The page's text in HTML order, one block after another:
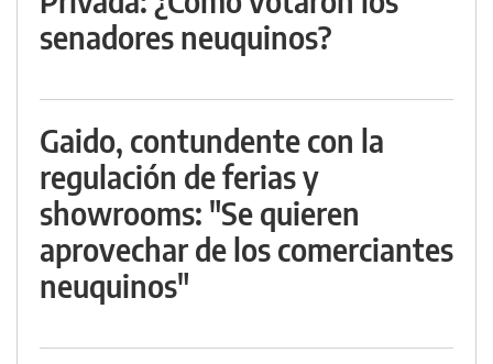
senadores neuquinos?
Gaido, contundente con la
regulación de ferias y
showrooms: "Se quieren
aprovechar de los comerciantes
neuquinos"